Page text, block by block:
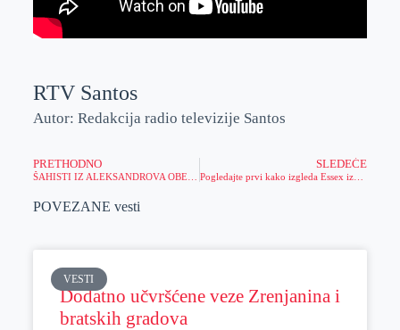
RTV Santos
Autor: Redakcija radio televizije Santos
PRETHODNO
ŠAHISTI IZ ALEKSANDROVA OBELEŽILI PRELAZAK U VOJVOĐANSKU LIGU
SLEDEĆE
POVEZANE vesti
VESTI
Dodatno učvršćene veze Zrenjanina i
bratskih gradova